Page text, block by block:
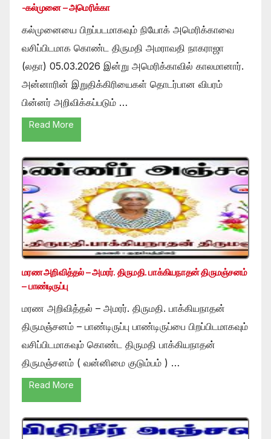
-கல்முனை – அமெரிக்கா
கல்முனையை பிறப்படமாகவும் நியோக் அமெரிக்காவை
வசிப்பிடமாக கொண்ட திருமதி அமராவதி நாகராஜா
(லதா) 05.03.2026 இன்று அமெரிக்காவில் காலமானார்.
அன்னாரின் இறுதிக்கிரியைகள் தொடர்பான விபரம்
பின்னர் அறிவிக்கப்படும் …
Read More
மரண அறிவித்தல் – அமரர். திருமதி. பாக்கியநாதன் திருமஞ்சனம்
– பாண்டிருப்பு
மரண அறிவித்தல் – அமரர். திருமதி. பாக்கியநாதன்
திருமஞ்சனம் – பாண்டிருப்பு பாண்டிருப்பை பிறப்பிடமாகவும்
வசிப்பிடமாகவும் கொண்ட திருமதி பாக்கியநாதன்
திருமஞ்சனம் ( வன்னிமை குடும்பம் ) …
Read More